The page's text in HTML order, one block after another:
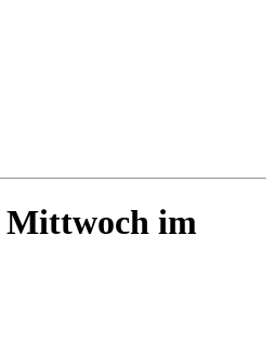
Mittwoch im